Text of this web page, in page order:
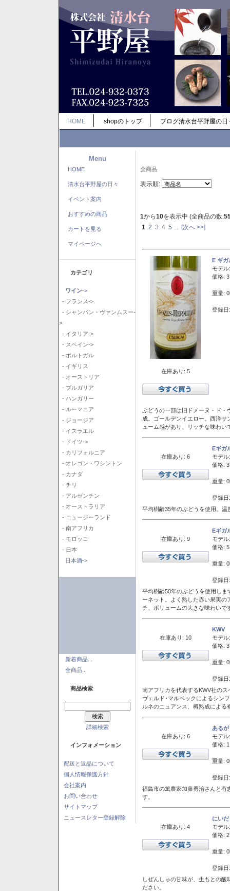
HOME shopのトップ ブログ清水台平野屋の日
Menu
HOME
清水台平野屋の日々
イベント案内
おすすめの商品
カートを見る
マイページへ
カテゴリ
ワイン->
- フランス->
- シャンパン・ヴァンムスー-
>
- イタリア->
- スペイン->
- ポルトガル
- イギリス
- オーストリア
- ブルガリア
- ハンガリー
- ルーマニア
- ジョージア
- イスラエル
- ドイツ->
- カリフォルニア
- オレゴン・ワシントン
- カナダ
- チリ
- アルゼンチン
- オーストラリア
- ニュージーランド
- 南アフリカ
- モロッコ
- 日本
日本酒->
新着商品...
全商品...
商品検索
詳細検索
インフォメーション
配送と返品について
個人情報保護方針
会社案内
お問い合わせ
サイトマップ
ニュースレター登録解除
全商品
表示順:
1から10を表示中 (全商品の数:
1 2 3 4 5 [次へ >>]
在庫あり: 5
E ギ
モデル:
価格:
重量:
登録
ぶどうの一部は旧ドメーヌ・ド・
成。ゴールデンイエロー。西洋
ューム感があり、リッチな味わい
在庫あり: 6
Eギガ
モデル:
価格:
重量:
登録
平均樹齢35年のぶどうを使用。
在庫あり: 9
Eギガ
モデル:
価格:
重量:
登録
平均樹齢50年のぶどうを使用し
ーネット。よく熟した赤い果実
チ、ボリュームの大きな味わいで
在庫あり: 10
KWV
モデル:
価格:
重量:
登録
南アフリカを代表するKWV社の
ヴェルド･マルベックによるシン
ルネのニュアンス、樽熟成によ
在庫あり: 6
ある
モデル:
価格:
重量:
登録
福島市の篤農家加藤勇治さんと有
す。
在庫あり: 4
にい
モデル:
価格:
重量:
登録
しぜんしゅの甘味が、生もとの
ださい。